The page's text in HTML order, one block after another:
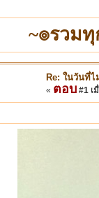
~๏รวม
Re: ในวันที่ไ
« ตอบ #1 เ